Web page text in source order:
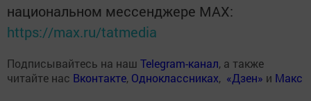
национальном мессенджере MАХ:
https://max.ru/tatmedia
Подписывайтесь на наш Telegram-канал, а также
читайте нас Вконтакте, Одноклассниках, «Дзен» и Макс